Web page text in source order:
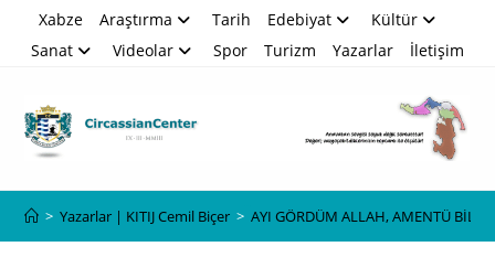
Xabze Araştırma Tarih Edebiyat
Kültür
Sanat
Videolar Spor Turizm Yazarlar İletişim
> Yazarlar | KITIJ Cemil Biçer > AYI GÖRDÜM ALLAH, AMENTÜ